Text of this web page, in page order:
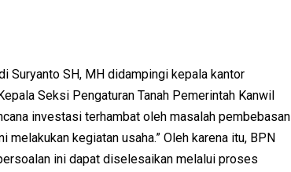
Suryanto SH, MH didampingi kepala kantor
Seksi Pengaturan Tanah Pemerintah Kanwil
investasi terhambat oleh masalah pembebasan
kegiatan usaha.” Oleh karena itu, BPN
ini dapat diselesaikan melalui proses